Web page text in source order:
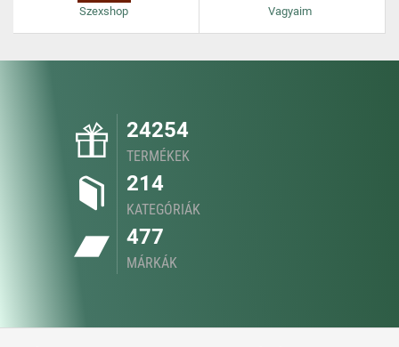
Szexshop Vagyaim
24254
TERMÉKEK
214
KATEGÓRIÁK
477
MÁRKÁK